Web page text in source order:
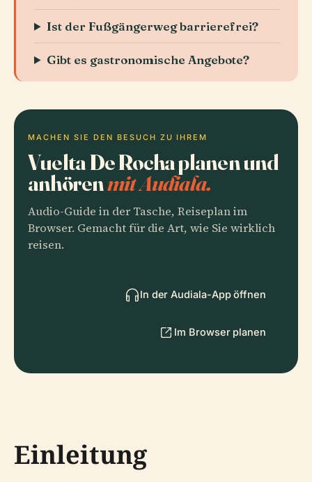
Ist der Fußgängerweg barrierefrei?
Gibt es gastronomische Angebote?
MACHEN SIE DEN BESUCH ZU IHREM
Vuelta De Rocha planen und
anhörenmit Audiala.
Audio-Guide in der Tasche, Reiseplan im
Browser. Gemacht für die Art, wie Sie wirklich
reisen.
In der Audiala-App öffnen
Im Browser planen
Einleitung